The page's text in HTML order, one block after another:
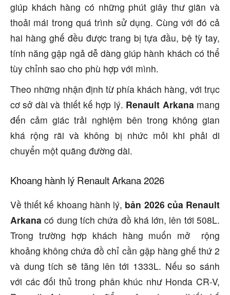
giúp khách hàng có những phút giây thư giãn và
thoải mái trong quá trình sử dụng. Cùng với đó cả
hai hàng ghế đều được trang bị tựa đầu, bệ tỳ tay,
tính năng gập ngả dễ dàng giúp hành khách có thể
tùy chỉnh sao cho phù hợp với mình.
Theo những nhận định từ phía khách hàng, với trục
cơ sở dài và thiết kế hợp lý. Renault Arkana mang
đến cảm giác trải nghiệm bên trong không gian
khá rộng rãi và không bị nhức mỏi khi phải di
chuyển một quãng đường dài.
Khoang hành lý Renault Arkana 2026
Về thiết kế khoang hành lý, bản 2026 của Renault
Arkana có dung tích chứa đồ khá lớn, lên tới 508L.
Trong trường hợp khách hàng muốn mở rộng
khoảng không chứa đồ chỉ cần gập hàng ghế thứ 2
và dung tích sẽ tăng lên tới 1333L. Nếu so sánh
với các đối thủ trong phân khúc như Honda CR-V,